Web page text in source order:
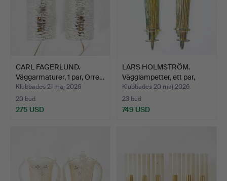
CARL FAGERLUND.
Väggarmaturer, 1 par, Orre…
Klubbades 21 maj 2026
20 bud
275 USD
LARS HOLMSTRÖM.
Vägglampetter, ett par,
mä…
Klubbades 20 maj 2026
23 bud
749 USD